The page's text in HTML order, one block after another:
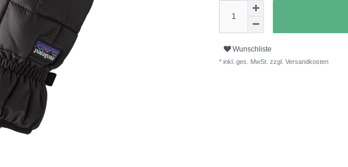
Wunschliste
* inkl. ges. MwSt. zzgl. Versandkosten